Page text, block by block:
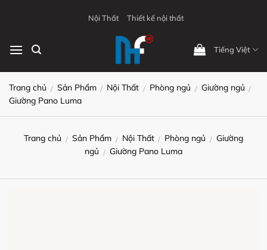
dung
Nội Thất Thiết kế nội thất
Tiếng Việt
Trang chủ / Sản Phẩm / Nội Thất / Phòng ngủ / Giường ngủ /
Giường Pano Luma
Trang chủ / Sản Phẩm / Nội Thất / Phòng ngủ / Giường
ngủ / Giường Pano Luma